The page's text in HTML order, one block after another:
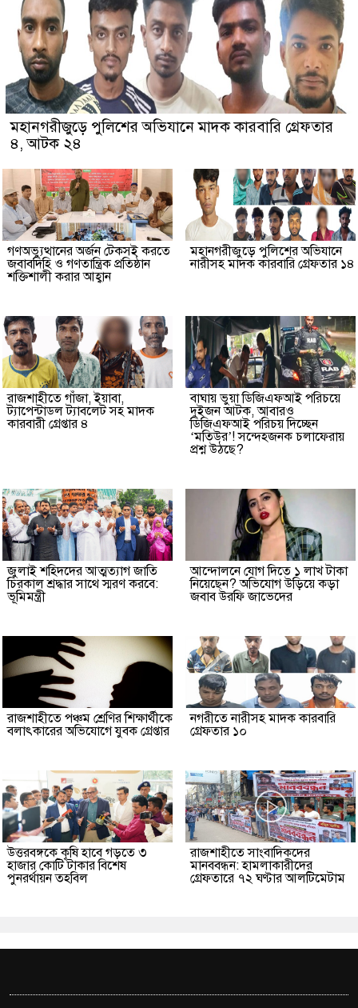
মহানগরীজুড়ে পুলিশের অভিযানে মাদক কারবারি গ্রেফতার
৪, আটক ২৪
গণঅভ্যুত্থানের অর্জন টেকসই করতে
জবাবদিহি ও গণতান্ত্রিক প্রতিষ্ঠান
শক্তিশালী করার আহ্বান
মহানগরীজুড়ে পুলিশের অভিযানে
নারীসহ মাদক কারবারি গ্রেফতার ১৪
রাজশাহীতে গাঁজা, ইয়াবা,
ট্যাপেন্টাডল ট্যাবলেট সহ মাদক
কারবারী গ্রেপ্তার ৪
বাঘায় ভুয়া ডিজিএফআই পরিচয়ে
দুইজন আটক, আবারও
ডিজিএফআই পরিচয় দিচ্ছেন
‘মতিউর’! সন্দেহজনক চলাফেরায়
প্রশ্ন উঠছে?
জুলাই শহিদদের আত্মত্যাগ জাতি
চিরকাল শ্রদ্ধার সাথে স্মরণ করবে:
ভূমিমন্ত্রী
আন্দোলনে যোগ দিতে ১ লাখ টাকা
নিয়েছেন? অভিযোগ উড়িয়ে কড়া
জবাব উরফি জাভেদের
রাজশাহীতে পঞ্চম শ্রেণির শিক্ষার্থীকে
বলাৎকারের অভিযোগে যুবক গ্রেপ্তার
নগরীতে নারীসহ মাদক কারবারি
গ্রেফতার ১০
উত্তরবঙ্গকে কৃষি হাবে গড়তে ৩
হাজার কোটি টাকার বিশেষ
পুনরর্থায়ন তহবিল
রাজশাহীতে সাংবাদিকদের
মানববন্ধন: হামলাকারীদের
গ্রেফতারে ৭২ ঘণ্টার আলটিমেটাম